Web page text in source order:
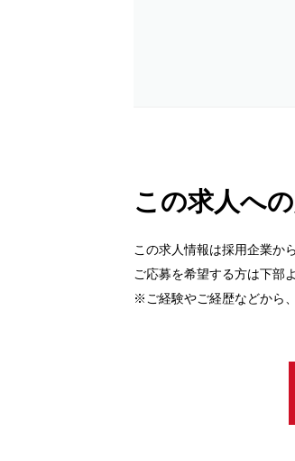
この求人へ
この求人情報は採用企業か
ご応募を希望する方は下部
※ご経験やご経歴などから